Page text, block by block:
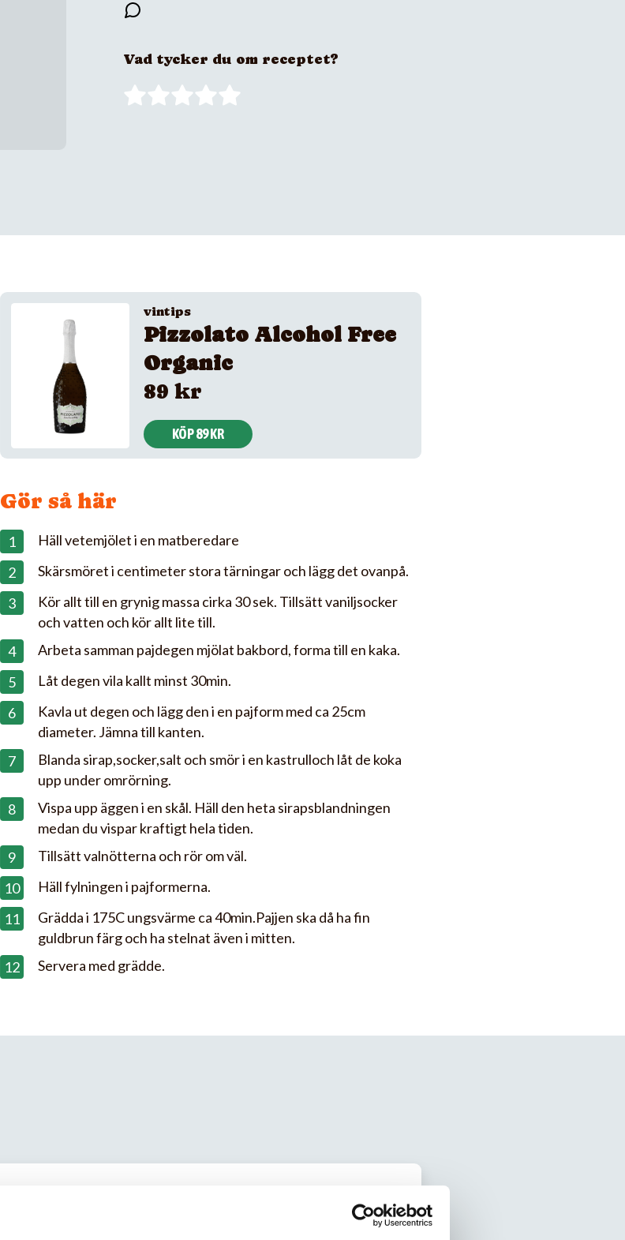
Vad tycker du om receptet?
vintips
Pizzolato Alcohol Free
Organic
89 kr
KÖP 89 KR
Gör så här
Häll vetemjölet i en matberedare
Skärsmöret i centimeter stora tärningar och lägg det ovanpå.
Kör allt till en grynig massa cirka 30 sek. Tillsätt vaniljsocker
och vatten och kör allt lite till.
Arbeta samman pajdegen mjölat bakbord, forma till en kaka.
Låt degen vila kallt minst 30min.
Kavla ut degen och lägg den i en pajform med ca 25cm
diameter. Jämna till kanten.
Blanda sirap,socker,salt och smör i en kastrulloch låt de koka
upp under omrörning.
Vispa upp äggen i en skål. Häll den heta sirapsblandningen
medan du vispar kraftigt hela tiden.
Tillsätt valnötterna och rör om väl.
Häll fylningen i pajformerna.
Grädda i 175C ungsvärme ca 40min.Pajjen ska då ha fin
guldbrun färg och ha stelnat även i mitten.
Servera med grädde.